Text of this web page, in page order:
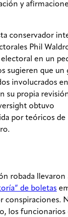
y
conservador
Phil
electoral en un
sugieren que un
involucrados
su propia
obtuvo
por teóricos de
robada llevaron
de boletas
conspiraciones.
los funcionarios